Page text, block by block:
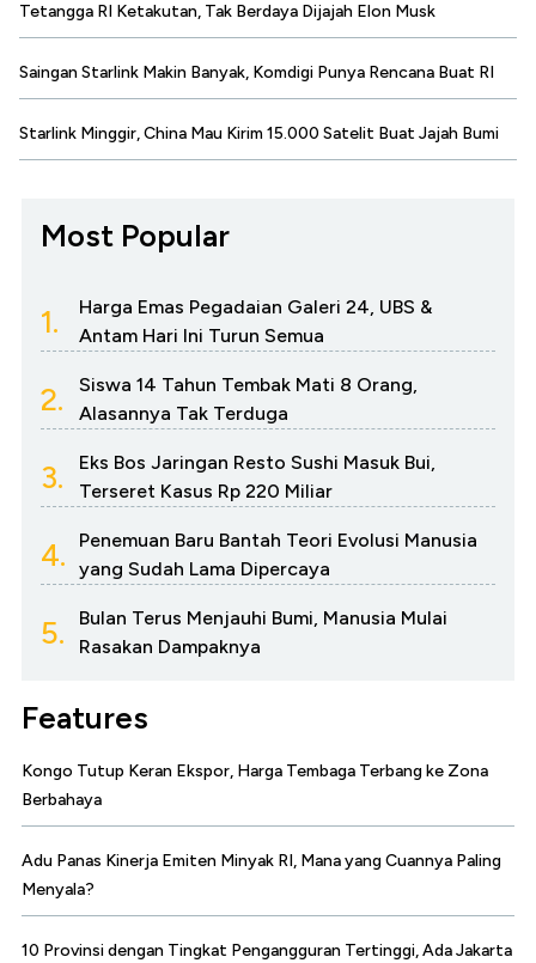
Tetangga RI Ketakutan, Tak Berdaya Dijajah Elon Musk
Saingan Starlink Makin Banyak, Komdigi Punya Rencana Buat RI
Starlink Minggir, China Mau Kirim 15.000 Satelit Buat Jajah Bumi
Most Popular
1.
Harga Emas Pegadaian Galeri 24, UBS &
Antam Hari Ini Turun Semua
2.
Siswa 14 Tahun Tembak Mati 8 Orang,
Alasannya Tak Terduga
3.
Eks Bos Jaringan Resto Sushi Masuk Bui,
Terseret Kasus Rp 220 Miliar
4.
Penemuan Baru Bantah Teori Evolusi Manusia
yang Sudah Lama Dipercaya
5.
Bulan Terus Menjauhi Bumi, Manusia Mulai
Rasakan Dampaknya
Features
Kongo Tutup Keran Ekspor, Harga Tembaga Terbang ke Zona
Berbahaya
Adu Panas Kinerja Emiten Minyak RI, Mana yang Cuannya Paling
Menyala?
10 Provinsi dengan Tingkat Pengangguran Tertinggi, Ada Jakarta